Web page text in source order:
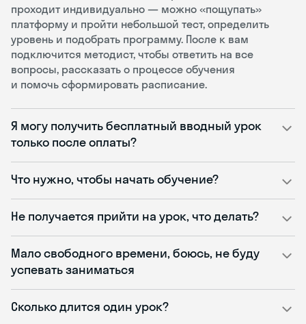
проходит индивидуально — можно «пощупать»
платформу и пройти небольшой тест, определить
уровень и подобрать программу. После к вам
подключится методист, чтобы ответить на все
вопросы, рассказать о процессе обучения
и помочь сформировать расписание.
Я могу получить бесплатный вводный урок
только после оплаты?
Что нужно, чтобы начать обучение?
Не получается прийти на урок, что делать?
Мало свободного времени, боюсь, не буду
успевать заниматься
Сколько длится один урок?